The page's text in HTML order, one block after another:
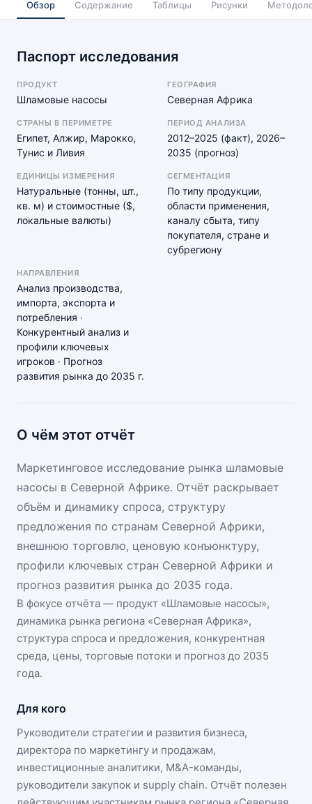
Обзор Содержание Таблицы Рисунки
Паспорт исследования
ПРОДУКТ
Шламовые насосы
ГЕОГРАФИЯ
Северная Африка
СТРАНЫ В ПЕРИМЕТРЕ
Египет, Алжир, Марокко,
Тунис и Ливия
ПЕРИОД АНАЛИЗА
2012–2025 (факт), 2026–
2035 (прогноз)
ЕДИНИЦЫ ИЗМЕРЕНИЯ
Натуральные (тонны, шт.,
кв. м) и стоимостные ($,
локальные валюты)
СЕГМЕНТАЦИЯ
По типу продукции,
области применения,
каналу сбыта, типу
покупателя, стране и
субрегиону
НАПРАВЛЕНИЯ
Анализ производства,
импорта, экспорта и
потребления ·
Конкурентный анализ и
профили ключевых
игроков · Прогноз
развития рынка до 2035 г.
О чём этот отчёт
Маркетинговое исследование рынка шламовые
насосы в Северной Африке. Отчёт раскрывает
объём и динамику спроса, структуру
предложения по странам Северной Африки,
внешнюю торговлю, ценовую конъюнктуру,
профили ключевых стран Северной Африки и
прогноз развития рынка до 2035 года.
В фокусе отчёта — продукт «Шламовые насосы»,
динамика рынка региона «Северная Африка»,
структура спроса и предложения, конкурентная
среда, цены, торговые потоки и прогноз до 2035
года.
Для кого
Руководители стратегии и развития бизнеса,
директора по маркетингу и продажам,
инвестиционные аналитики, M&A-команды,
руководители закупок и supply chain. Отчёт полезен